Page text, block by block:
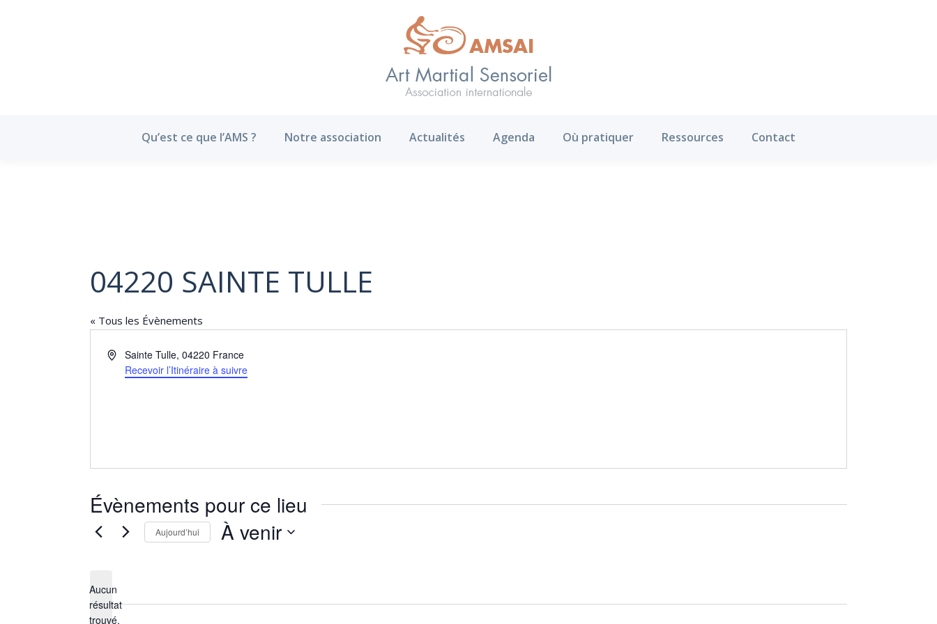
Qu’est ce que l’AMS ? Notre association Actualités Agenda Où pratiquer Ressources Contact
04220 SAINTE TULLE
« Tous les Évènements
AdresseSainte Tulle, 04220 France
Recevoir l’Itinéraire à suivre
Évènements pour ce lieu
Notice
Aucun
résultat
trouvé.
Aujourd’hui À venir
Notre association